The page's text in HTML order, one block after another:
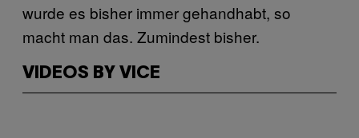
wurde es bisher immer gehandhabt, so
macht man das. Zumindest bisher.
VIDEOS BY VICE